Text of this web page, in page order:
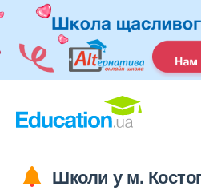
Школи у м.